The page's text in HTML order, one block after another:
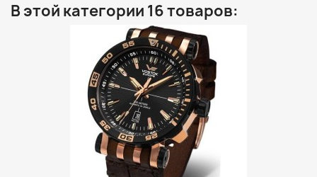
В этой категории 16 товаров: